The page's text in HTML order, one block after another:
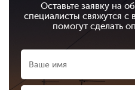
Оставьте заявку на
специалисты свяжутся с
помогут сделать